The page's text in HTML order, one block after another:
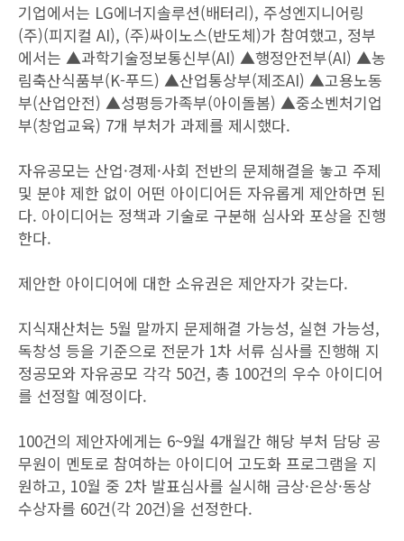
기업에서는 LG에너지솔루션(배터리), 주성엔지니어링
(주)(피지컬 AI), (주)싸이노스(반도체)가 참여했고, 정부
에서는 ▲과학기술정보통신부(AI) ▲행정안전부(AI) ▲농
림축산식품부(K-푸드) ▲산업통상부(제조AI) ▲고용노동
부(산업안전) ▲성평등가족부(아이돌봄) ▲중소벤처기업
부(창업교육) 7개 부처가 과제를 제시했다.
자유공모는 산업·경제·사회 전반의 문제해결을 놓고 주제
및 분야 제한 없이 어떤 아이디어든 자유롭게 제안하면 된
다. 아이디어는 정책과 기술로 구분해 심사와 포상을 진행
한다.
제안한 아이디어에 대한 소유권은 제안자가 갖는다.
지식재산처는 5월 말까지 문제해결 가능성, 실현 가능성,
독창성 등을 기준으로 전문가 1차 서류 심사를 진행해 지
정공모와 자유공모 각각 50건, 총 100건의 우수 아이디어
를 선정할 예정이다.
100건의 제안자에게는 6~9월 4개월간 해당 부처 담당 공
무원이 멘토로 참여하는 아이디어 고도화 프로그램을 지
원하고, 10월 중 2차 발표심사를 실시해 금상·은상·동상
수상자를 60건(각 20건)을 선정한다.